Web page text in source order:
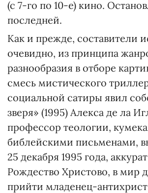
(с 7-го по 10-е) кино.
последней.
Как и прежде, составители
очевидно, из принципа
разнообразия в отборе
смесь мистического
социальной сатиры явил
зверя» (1995) Алекса де ла
профессор теологии,
библейскими письменами,
25 декабря 1995 года,
Рождество Христово, в мир
прийти младенец-